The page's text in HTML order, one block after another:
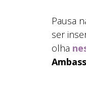
Pausa
ser
olha